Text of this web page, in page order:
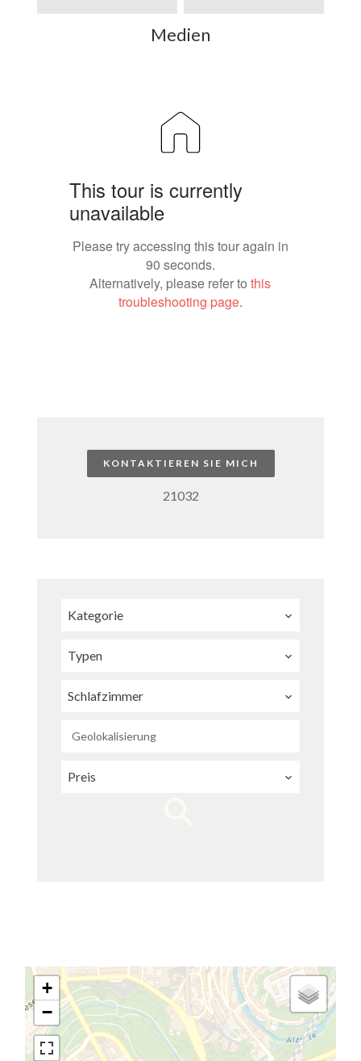
Medien
KONTAKTIEREN SIE MICH
21032
Kategorie
Typen
Schlafzimmer
Geolokalisierung
Preis
+
−